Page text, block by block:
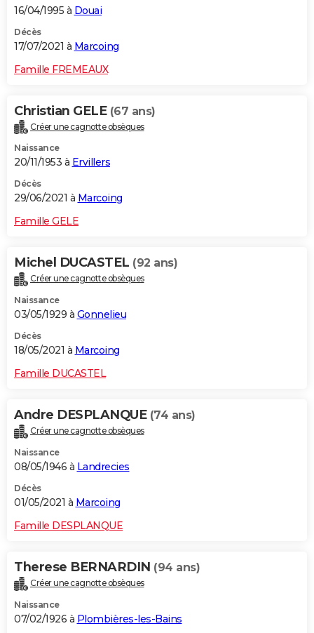
16/04/1995 à Douai
Décès
17/07/2021 à Marcoing
Famille FREMEAUX
Christian GELE (67 ans)
Créer une cagnotte obsèques
Naissance
20/11/1953 à Ervillers
Décès
29/06/2021 à Marcoing
Famille GELE
Michel DUCASTEL (92 ans)
Créer une cagnotte obsèques
Naissance
03/05/1929 à Gonnelieu
Décès
18/05/2021 à Marcoing
Famille DUCASTEL
Andre DESPLANQUE (74 ans)
Créer une cagnotte obsèques
Naissance
08/05/1946 à Landrecies
Décès
01/05/2021 à Marcoing
Famille DESPLANQUE
Therese BERNARDIN (94 ans)
Créer une cagnotte obsèques
Naissance
07/02/1926 à Plombières-les-Bains